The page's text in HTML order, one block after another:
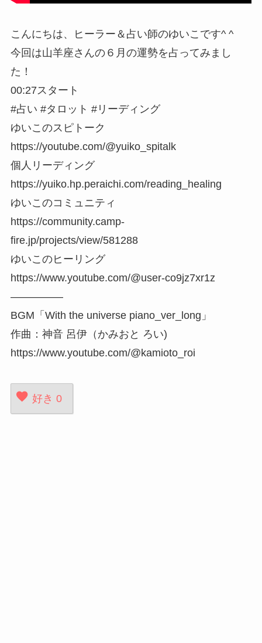
こんにちは、ヒーラー＆占い師のゆいこです^ ^
今回は山羊座さんの６月の運勢を占ってみまし
た！
00:27スタート
#占い #タロット #リーディング
ゆいこのスピトーク
https://youtube.com/@yuiko_spitalk
個人リーディング
https://yuiko.hp.peraichi.com/reading_healing
ゆいこのコミュニティ
https://community.camp-
fire.jp/projects/view/581288
ゆいこのヒーリング
https://www.youtube.com/@user-co9jz7xr1z
—————
BGM「With the universe piano_ver_long」
作曲：神音 呂伊（かみおと ろい)
https://www.youtube.com/@kamioto_roi
好き 0